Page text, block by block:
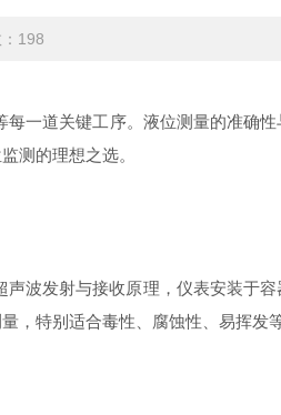
198
一道关键工序。液位测量的准确
测的理想之选。
声波发射与接收原理，仪表安装于
，特别适合毒性、腐蚀性、易挥发